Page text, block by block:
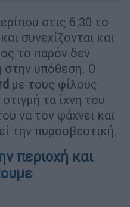
στις 6:30 το
συνεχίζονται και
το παρόν δεν
στην υπόθεση. Ο
με τους φίλους
τα ίχνη του
να τον ψάχνει και
την πυροσβεστική.
περιοχή και